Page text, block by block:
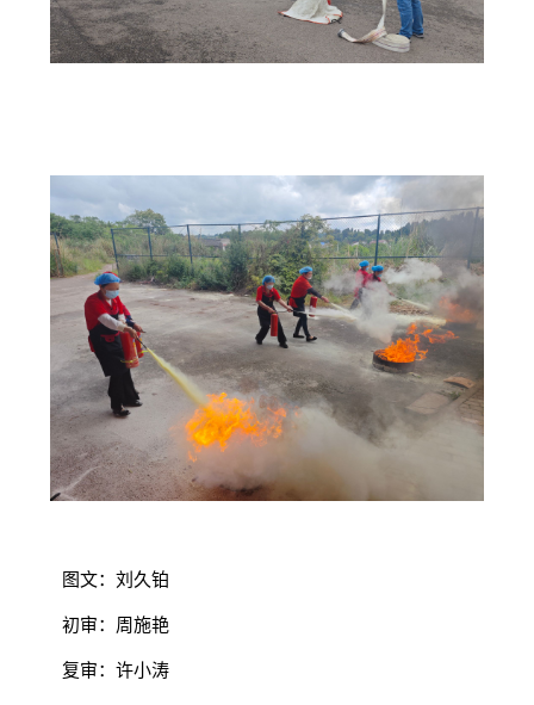
图文：刘久铂
初审：周施艳
复审：许小涛